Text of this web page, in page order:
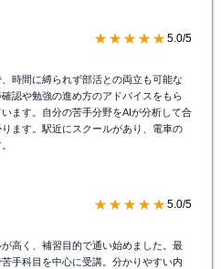
★★★★★ 5.0/5
時間に縛られず部活との両立も可能な
認や勉強の進め方のアドバイスをもら
ます。自分の苦手分野をAIが分析して合
ます。駅近にスクールがあり、電車の
★★★★★ 5.0/5
高く、補習目的で通い始めました。最
手科目を中心に受講。分かりやすい内